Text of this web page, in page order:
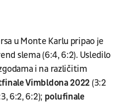
u Monte Karlu pripao je
slema (6:4, 6:2). Usledilo
i na različitim
Vimbldona 2022(3:2
6:2, 6:2); polufinale